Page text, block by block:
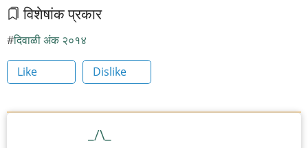
विशेषांक प्रकार
दिवाळी अंक २०१४
Like Dislike
_/\_